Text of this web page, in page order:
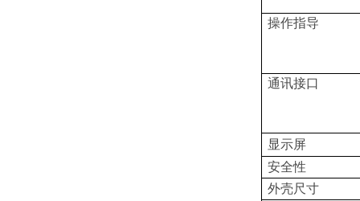
操作指导
通讯接口
显示屏
安全性
外壳尺寸